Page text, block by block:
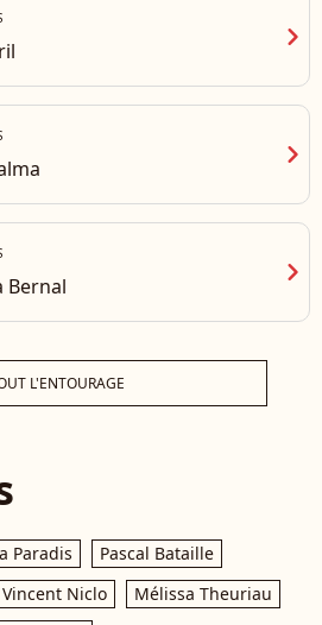
chevron_right
chevron_right
Bernal chevron_right
L'ENTOURAGE
Paradis
Pascal Bataille
Vincent Niclo
Mélissa Theuriau